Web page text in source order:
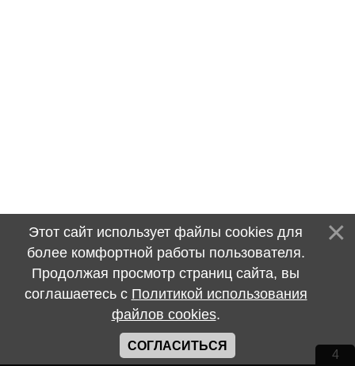
Этот сайт использует файлы cookies для
более комфортной работы пользователя.
Продолжая просмотр страниц сайта, вы
соглашаетесь с Политикой использования
файлов cookies.
СОГЛАСИТЬСЯ
4